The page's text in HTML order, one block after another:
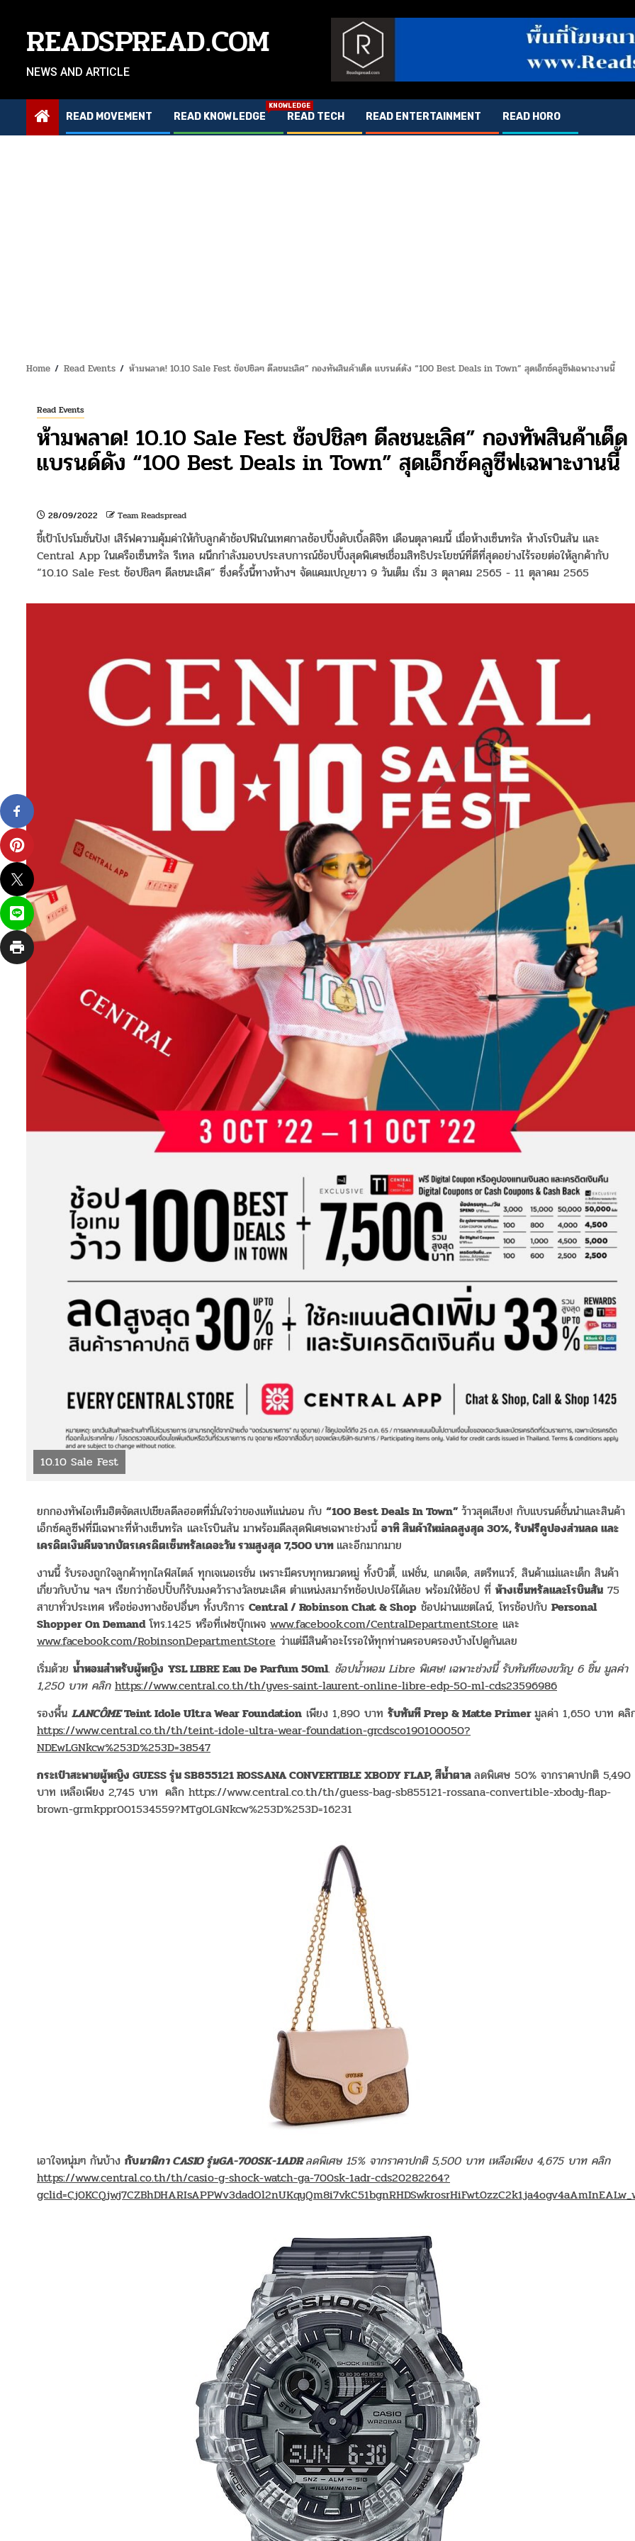
contentREADSPREAD.COM
NEWS AND ARTICLE
READ MOVEMENT READ KNOWLEDGE
KNOWLEDGE
READ TECH READ ENTERTAINMENT READ HORO
Home Read Events ห้ามพลาด! 10.10 Sale Fest ช้อปชิลๆ ดีลชนะเลิศ” กองทัพสินค้าเด็ด แบรนด์ดัง “100 Best Deals in Town” สุดเอ็กซ์คลูซีฟเฉพาะงานนี้
Read Events
ห้ามพลาด! 10.10 Sale Fest ช้อปชิลๆ ดีลชนะเลิศ” กองทัพสินค้าเด็ด
แบรนด์ดัง “100 Best Deals in Town” สุดเอ็กซ์คลูซีฟเฉพาะงานนี้
28/09/2022 Team Readspread
ชี้เป้าโปรโมชั่นปัง! เสิร์ฟความคุ้มค่าให้กับลูกค้าช้อปฟินในเทศกาลช้อปปิ้งดับเบิ้ลดิจิท เดือนตุลาคมนี้ เมื่อห้างเซ็นทรัล ห้างโรบินสัน และ
Central App ในเครือเซ็นทรัล รีเทล ผนึกกำลังมอบประสบการณ์ช้อปปิ้งสุดพิเศษเชื่อมสิทธิประโยชน์ที่ดีที่สุดอย่างไร้รอยต่อให้ลูกค้ากับ
“10.10 Sale Fest ช้อปชิลๆ ดีลชนะเลิศ” ซึ่งครั้งนี้ทางห้างฯ จัดแคมเปญยาว 9 วันเต็ม เริ่ม 3 ตุลาคม 2565 - 11 ตุลาคม 2565
10.10 Sale Fest
ยกกองทัพไอเท็มฮิตจัดสเปเชียลดีลฮอตที่มั่นใจว่าของแท้แน่นอน กับ “100 Best Deals In Town” ว้าวสุดเสียง! กับแบรนด์ชั้นนำและสินค้า
เอ็กซ์คลูซีฟที่มีเฉพาะที่ห้างเซ็นทรัล และโรบินสัน มาพร้อมดีลสุดพิเศษเฉพาะช่วงนี้ อาทิ สินค้าใหม่ลดสูงสุด 30%, รับฟรีคูปองส่วนลด และ
เครดิตเงินคืนจากบัตรเครดิตเซ็นทรัลเดอะวัน รวมสูงสุด 7,500 บาทและอีกมากมาย
งานนี้ รับรองถูกใจลูกค้าทุกไลฟ์สไตล์ ทุกเจเนอเรชั่น เพราะมีครบทุกหมวดหมู่ ทั้งบิวตี้, แฟชั่น, แกดเจ็ด, สตรีทแวร์, สินค้าแม่และเด็ก สินค้า
เกี่ยวกับบ้าน ฯลฯ เรียกว่าช้อปปั๊บก็รับมงคว้ารางวัลชนะเลิศ ตำแหน่งสมาร์ทช้อปเปอร์ได้เลย พร้อมให้ช้อป ที่ ห้างเซ็นทรัลและโรบินสัน 75
สาขาทั่วประเทศ หรือช่องทางช้อปอื่นๆ ทั้งบริการ Central / Robinson Chat & Shop ช้อปผ่านแชตไลน์, โทรช้อปกับ Personal
Shopper On Demandโทร.1425 หรือที่เฟซบุ๊กเพจ www.facebook.com/CentralDepartmentStore และ
www.facebook.com/RobinsonDepartmentStore ว่าแต่มีสินค้าอะไรรอให้ทุกท่านครอบครองบ้างไปดูกันเลย
เริ่มด้วย น้ำหอมสำหรับผู้หญิง YSL LIBRE Eau De Parfum 50ml. ช้อปน้ำหอมLibre พิเศษ! เฉพาะช่วงนี้ รับทันทีของขวัญ 6 ชิ้น มูลค่า
1,250 บาท คลิก https://www.central.co.th/th/yves-saint-laurent-online-libre-edp-50-ml-cds23596986
รองพื้น LANCÔMETeint Idole Ultra Wear Foundation เพียง 1,890 บาท รับทันทีPrep & Matte Primerมูลค่า 1,650 บาท คลิ
https://www.central.co.th/th/teint-idole-ultra-wear-foundation-grcdsco190100050?
NDEwLGNkcw%253D%253D=38547
กระเป๋าสะพายผู้หญิง GUESS รุ่น SB855121 ROSSANA CONVERTIBLE XBODY FLAP, สีน้ำตาลลดพิเศษ 50% จากราคาปกติ 5,490
บาท เหลือเพียง 2,745 บาท คลิก https://www.central.co.th/th/guess-bag-sb855121-rossana-convertible-xbody-flap-
brown-grmkppr001534559?MTg0LGNkcw%253D%253D=16231
เอาใจหนุ่มๆ กันบ้าง กับนาฬิกาCASIO รุ่นGA-700SK-1ADRลดพิเศษ 15% จากราคาปกติ 5,500 บาท เหลือเพียง 4,675 บาท คลิก
https://www.central.co.th/th/casio-g-shock-watch-ga-700sk-1adr-cds20282264?